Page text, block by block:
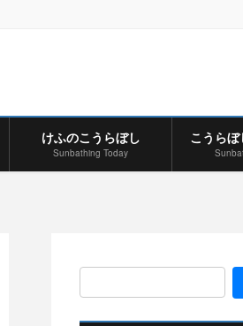
けふのこうらぼし
Sunbathing Today
こうら